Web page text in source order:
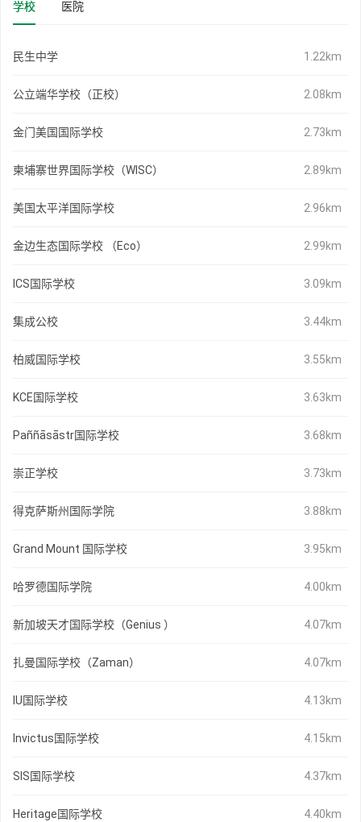
学校 医院
民生中学 1.22km
公立端华学校（正校） 2.08km
金门美国国际学校 2.73km
柬埔寨世界国际学校（WISC） 2.89km
美国太平洋国际学校 2.96km
金边生态国际学校 （Eco） 2.99km
ICS国际学校 3.09km
集成公校 3.44km
柏威国际学校 3.55km
KCE国际学校 3.63km
Paññāsāstr国际学校 3.68km
崇正学校 3.73km
得克萨斯州国际学院 3.88km
Grand Mount 国际学校 3.95km
哈罗德国际学院 4.00km
新加坡天才国际学校（Genius ） 4.07km
扎曼国际学校（Zaman） 4.07km
IU国际学校 4.13km
Invictus国际学校 4.15km
SIS国际学校 4.37km
Heritage国际学校 4.40km